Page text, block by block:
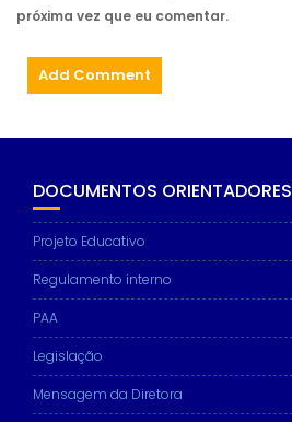
próxima vez que eu comentar.
DOCUMENTOS ORIENTADORES
Projeto Educativo
Regulamento interno
PAA
Legislação
Mensagem da Diretora